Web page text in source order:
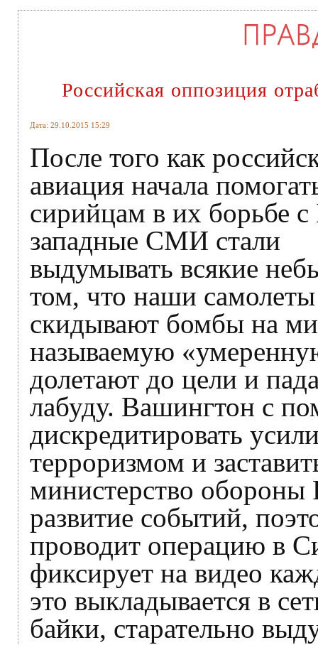
Российская оппозиция
Дата: 29.10.2015 15:29
После того как
авиация начала
сирийцам в их борьбе
западные СМИ стали
выдумывать всякие
том, что наши самолеты
скидывают бомбы на
называемую
долетают до цели и
лабуду. Вашингтон с
дискредитировать
терроризмом и
министерство обороны
развитие событий,
проводит операцию в
фиксирует на видео
это выкладывается в
байки, старательно